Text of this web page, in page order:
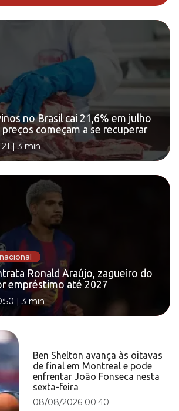
no Brasil cai 21,6% em julho
começam a se recuperar
|3 min
Ronald Araújo, zagueiro do
empréstimo até 2027
|3 min
Ben Shelton avança às oitavas
de final em Montreal e pode
enfrentar João Fonseca nesta
sexta-feira
08/08/2026 00:40